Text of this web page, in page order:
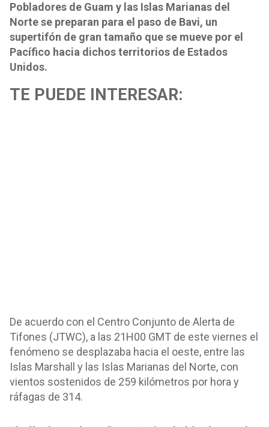
Pobladores de Guam y las Islas Marianas del
Norte se preparan para el paso de Bavi, un
supertifón de gran tamaño que se mueve por el
Pacífico hacia dichos territorios de Estados
Unidos.
TE PUEDE INTERESAR:
De acuerdo con el Centro Conjunto de Alerta de
Tifones (JTWC), a las 21H00 GMT de este viernes el
fenómeno se desplazaba hacia el oeste, entre las
Islas Marshall y las Islas Marianas del Norte, con
vientos sostenidos de 259 kilómetros por hora y
ráfagas de 314.